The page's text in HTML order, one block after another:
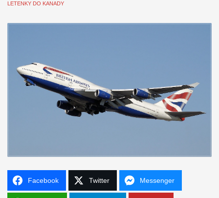
LETENKY DO KANADY
Facebook Twitter Messenger